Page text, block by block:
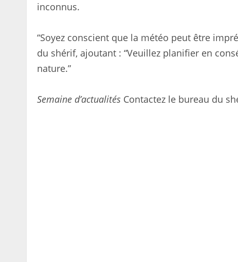
inconnus.
“Soyez conscient que la météo peut être
du shérif, ajoutant : “Veuillez planifier en
nature.”
Semaine d’actualités Contactez le bureau du